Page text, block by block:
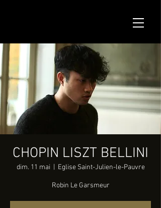
CHOPIN LISZT BELLINI
dim. 11 mai Eglise Saint-Julien-le-Pauvre
Robin Le Garsmeur